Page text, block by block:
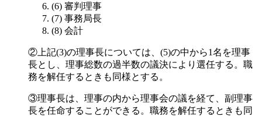
(6) 審判理事
(7) 事務局長
(8) 会計
②上記(3)の理事長については、(5)の中から1名を理事
長とし、理事総数の過半数の議決により選任する。職
務を解任するときも同様とする。
③理事長は、理事の内から理事会の議を経て、副理事
長を任命することができる。職務を解任するときも同